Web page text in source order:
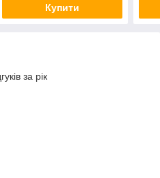
Купити
за рік